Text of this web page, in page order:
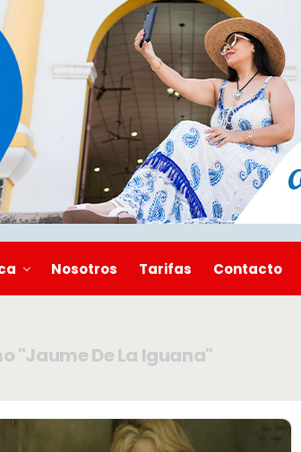
Nosotros Tarifas Contacto
"Jaume De La Iguana"